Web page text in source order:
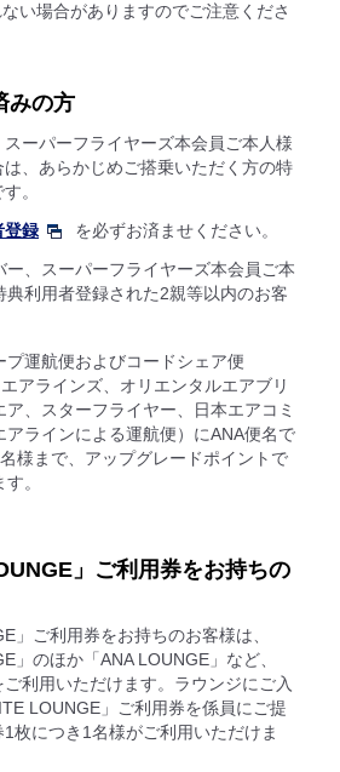
い場合がありますのでご注意くださ
みの方
ーパーフライヤーズ本会員ご本人様
、あらかじめご搭乗いただく方の特
。
登録
を必ずお済ませください。
ー、スーパーフライヤーズ本会員ご本
典利用者登録された2親等以内のお客
プ運航便およびコードシェア便
エアラインズ、オリエンタルエアブリ
ア、スターフライヤー、日本エアコミ
アラインによる運航便）にANA便名で
様まで、アップグレードポイントで
。
」ご利用券をお持ちの
」ご利用券をお持ちのお客様は、
」のほか「ANA LOUNGE」など、
利用いただけます。ラウンジにご入
LOUNGE」ご利用券を係員にご提
枚につき1名様がご利用いただけま